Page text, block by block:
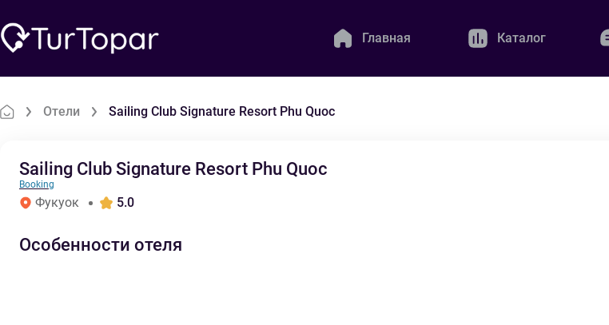
Главная Каталог
Отели Sailing Club Signature Resort Phu Quoc
Sailing Club Signature Resort Phu Quoc
Booking
Фукуок 5.0
Особенности отеля